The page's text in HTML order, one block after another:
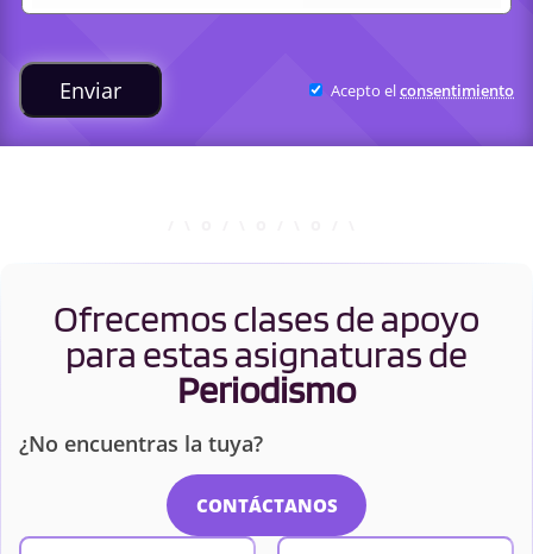
Enviar Acepto elconsentimiento
Ofrecemos clases de apoyo
para estas asignaturas de
Periodismo
¿No encuentras la tuya?
CONTÁCTANOS